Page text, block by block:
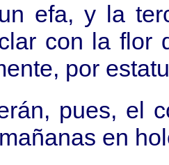
efa, y la
con la flor
por
pues, el
en